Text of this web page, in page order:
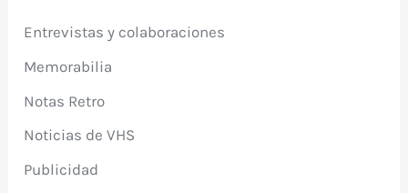
Entrevistas y colaboraciones
Memorabilia
Notas Retro
Noticias de VHS
Publicidad